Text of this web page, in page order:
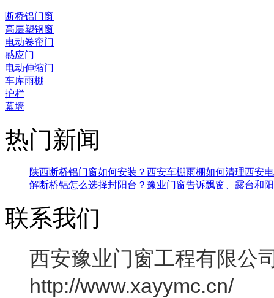
断桥铝门窗
高层塑钢窗
电动卷帘门
感应门
电动伸缩门
车库雨棚
护栏
幕墙
热门新闻
陕西断桥铝门窗如何安装？ 西安车棚雨棚如何清理西安
解断桥铝怎么选择封阳台？豫业门窗告诉飘窗、露台和
联系我们
西安豫业门窗工程有限公
http://www.xayymc.cn/